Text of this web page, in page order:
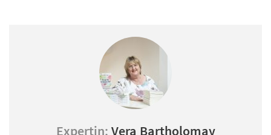
Expertin: Vera Bartholomay